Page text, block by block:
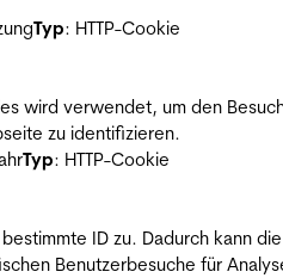
Typ: HTTP-Cookie
wird verwendet, um den
zu identifizieren.
Typ: HTTP-Cookie
ID zu. Dadurch kann die
Benutzerbesuche für